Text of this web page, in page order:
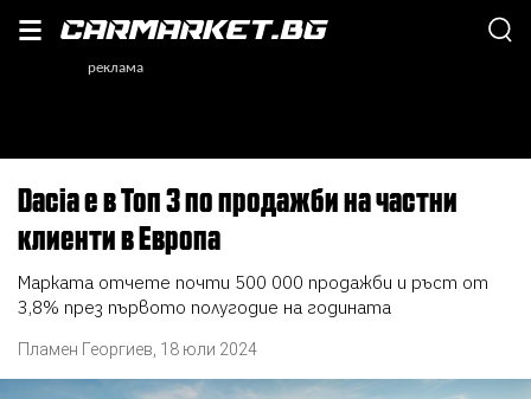
Dacia е в Топ 3 по продажби на частни
клиенти в Европа
Марката отчете почти 500 000 продажби и ръст от
3,8% през първото полугодие на годината
Пламен Георгиев 18 юли 2024